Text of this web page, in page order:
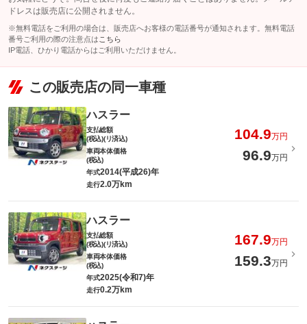
ドレスは販売店に公開されません。
※無料電話をご利用の場合は、販売店へお客様の電話番号が通知されます。無料電話
番号ご利用の際の注意点は こちら
IP電話、ひかり電話からはご利用いただけません。
この販売店の同一車種
ハスラー
支払総額
(税込)(リ済込)
104.9万円
車両本体価格
(税込)
96.9万円
年式2014(平成26)年
走行2.0万km
ハスラー
支払総額
(税込)(リ済込)
167.9万円
車両本体価格
(税込)
159.3万円
年式2025(令和7)年
走行0.2万km